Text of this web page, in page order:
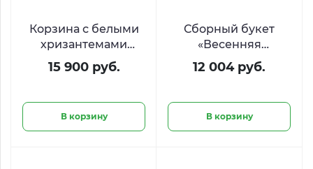
Корзина с белыми
хризантемами
«Снежная королева»
15 900 руб.
В корзину
Сборный букет
«Весенняя
гармония»
12 004 руб.
В корзину